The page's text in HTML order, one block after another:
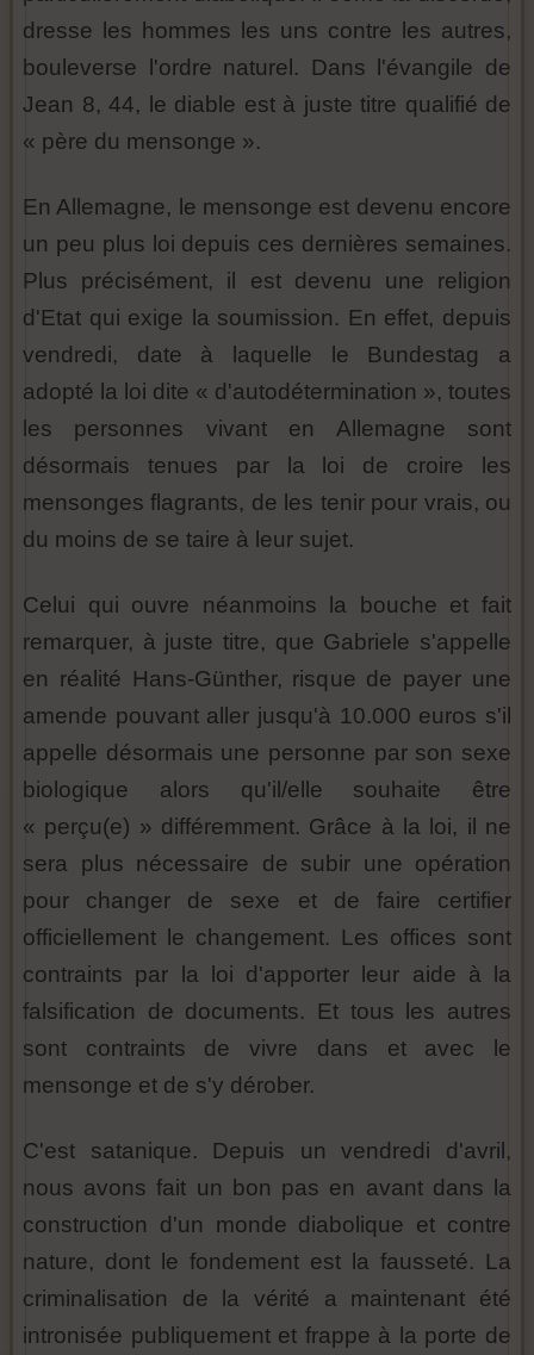
dresse les hommes les uns contre les autres,
bouleverse l'ordre naturel. Dans l'évangile de
Jean 8, 44, le diable est à juste titre qualifié de
« père du mensonge ».
En Allemagne, le mensonge est devenu encore
un peu plus loi depuis ces dernières semaines.
Plus précisément, il est devenu une religion
d'Etat qui exige la soumission. En effet, depuis
vendredi, date à laquelle le Bundestag a
adopté la loi dite « d'autodétermination », toutes
les personnes vivant en Allemagne sont
désormais tenues par la loi de croire les
mensonges flagrants, de les tenir pour vrais, ou
du moins de se taire à leur sujet.
Celui qui ouvre néanmoins la bouche et fait
remarquer, à juste titre, que Gabriele s'appelle
en réalité Hans-Günther, risque de payer une
amende pouvant aller jusqu'à 10.000 euros s'il
appelle désormais une personne par son sexe
biologique alors qu'il/elle souhaite être
« perçu(e) » différemment. Grâce à la loi, il ne
sera plus nécessaire de subir une opération
pour changer de sexe et de faire certifier
officiellement le changement. Les offices sont
contraints par la loi d'apporter leur aide à la
falsification de documents. Et tous les autres
sont contraints de vivre dans et avec le
mensonge et de s'y dérober.
C'est satanique. Depuis un vendredi d'avril,
nous avons fait un bon pas en avant dans la
construction d'un monde diabolique et contre
nature, dont le fondement est la fausseté. La
criminalisation de la vérité a maintenant été
intronisée publiquement et frappe à la porte de